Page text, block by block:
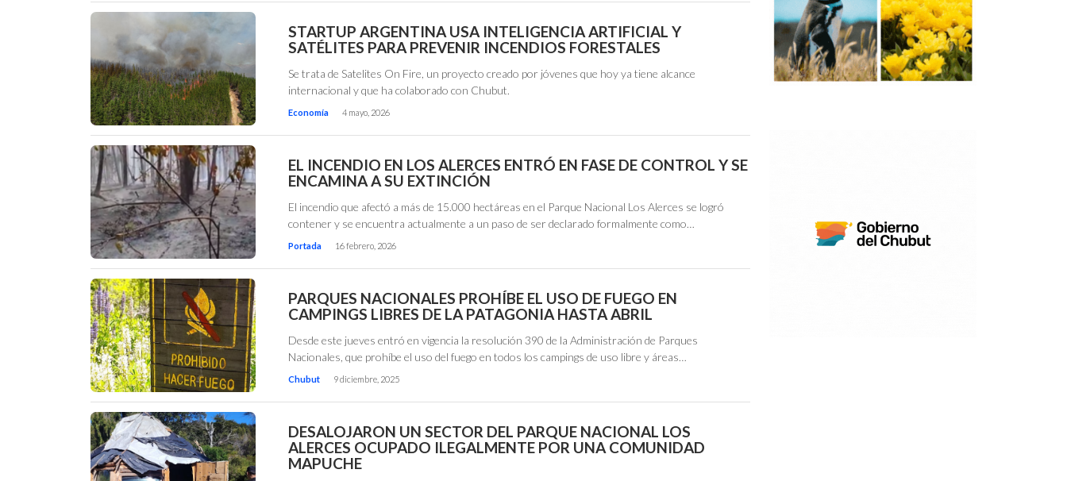
STARTUP ARGENTINA USA INTELIGENCIA ARTIFICIAL Y
SATÉLITES PARA PREVENIR INCENDIOS FORESTALES
Se trata de Satelites On Fire, un proyecto creado por jóvenes que hoy ya tiene alcance
internacional y que ha colaborado con Chubut.
Economía 4 mayo, 2026
EL INCENDIO EN LOS ALERCES ENTRÓ EN FASE DE CONTROL Y SE
ENCAMINA A SU EXTINCIÓN
El incendio que afectó a más de 15.000 hectáreas en el Parque Nacional Los Alerces se logró
contener y se encuentra actualmente a un paso de ser declarado formalmente como…
Portada 16 febrero, 2026
PARQUES NACIONALES PROHÍBE EL USO DE FUEGO EN
CAMPINGS LIBRES DE LA PATAGONIA HASTA ABRIL
Desde este jueves entró en vigencia la resolución 390 de la Administración de Parques
Nacionales, que prohíbe el uso del fuego en todos los campings de uso libre y áreas…
Chubut 9 diciembre, 2025
DESALOJARON UN SECTOR DEL PARQUE NACIONAL LOS
ALERCES OCUPADO ILEGALMENTE POR UNA COMUNIDAD
MAPUCHE